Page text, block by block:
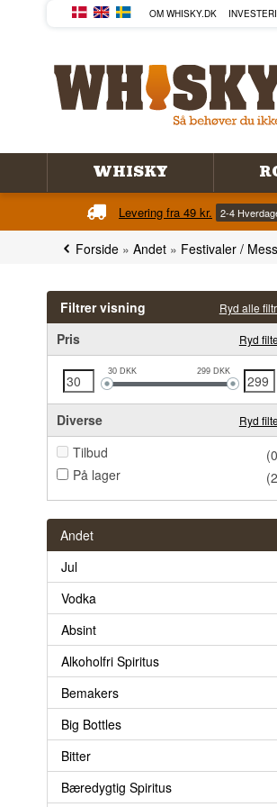
OM WHISKY.DK
WHISKY
Levering fra 49 kr. 2-4
Forside » Andet » Festivaler /
Filtrer visning Ryd alle
Pris Ryd
30 DKK 299 DKK
Diverse Ryd
Tilbud
På lager
Andet
Jul
Vodka
Absint
Alkoholfri Spiritus
Bemakers
Big Bottles
Bitter
Bæredygtig Spiritus